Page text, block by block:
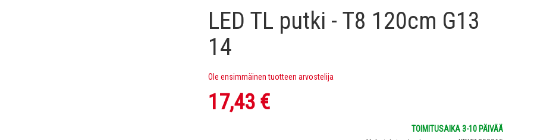
LED TL putki - T8 120cm G13
14
Ole ensimmäinen tuotteen arvostelija
17,43 €
TOIMITUSAIKA 3-10 PÄIVÄÄ